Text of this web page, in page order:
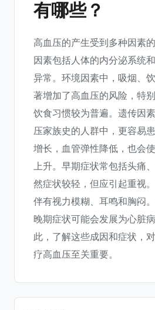
有哪些？
高血压的产生受到多种因素
因素包括人体的内分泌系统
异常。环境因素中，吸烟、
著增加了高血压的风险，特
饮食习惯较为普遍。遗传因
压家族史的人群中，更容易
增长，血管弹性降低，也会
上升。早期症状常包括头痛
然症状较轻，但应引起重视
伴有视力模糊、耳鸣和胸闷
晚期症状可能会发展为心脏
此，了解这些成因和症状，
疗高血压至关重要。